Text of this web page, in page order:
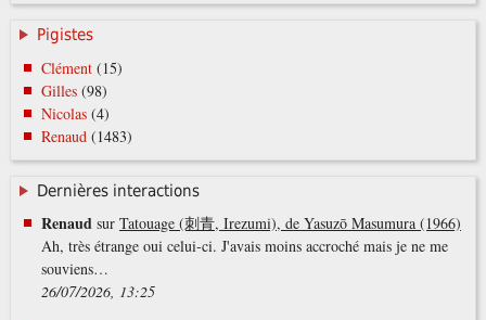
Pigistes
Clément(15)
Gilles(98)
Nicolas(4)
Renaud(1483)
Dernières interactions
Renaudsur Tatouage (刺青, Irezumi), de Yasuzō Masumura (1966)
Ah, très étrange oui celui-ci. J'avais moins accroché mais je ne me
souviens…
26/07/2026, 13:25